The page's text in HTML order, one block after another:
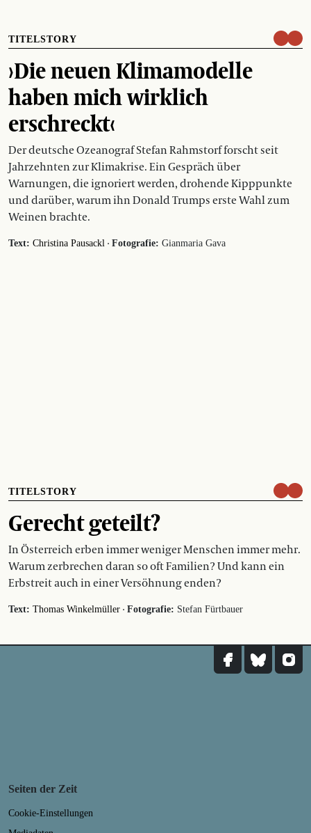
TITELSTORY
›Die neuen Klimamodelle
haben mich wirklich
erschreckt‹
Der deutsche Ozeanograf Stefan Rahmstorf forscht seit
Jahrzehnten zur Klimakrise. Ein Gespräch über
Warnungen, die ignoriert werden, drohende Kipppunkte
und darüber, warum ihn Donald Trumps erste Wahl zum
Weinen brachte.
Text: Christina Pausackl · Fotografie: Gianmaria Gava
TITELSTORY
Gerecht geteilt?
In Österreich erben immer weniger Menschen immer mehr.
Warum zerbrechen daran so oft Familien? Und kann ein
Erbstreit auch in einer Versöhnung enden?
Text: Thomas Winkelmüller · Fotografie: Stefan Fürtbauer
Seiten der Zeit
Cookie-Einstellungen